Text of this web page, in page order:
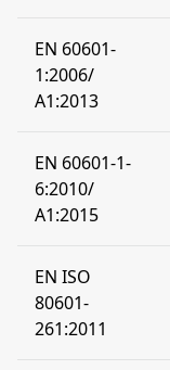
EN 60601-
1:2006/
A1:2013
EN 60601-1-
6:2010/
A1:2015
EN ISO
80601-
261:2011